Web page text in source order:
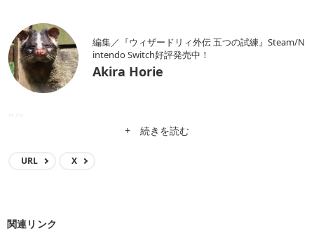
編集／『ウィザードリィ外伝 五つの試練』Steam/N
intendo Switch好評発売中！
Akira Horie
n/a
+ 続きを読む
URL X
関連リンク